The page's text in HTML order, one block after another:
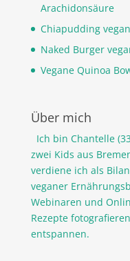
Arachidonsäure
Chiapudding vegan
Naked Burger
Vegane Quinoa
Über mich
Ich bin Chantelle
zwei Kids aus
verdiene ich als
veganer
Webinaren und
Rezepte
entspannen.